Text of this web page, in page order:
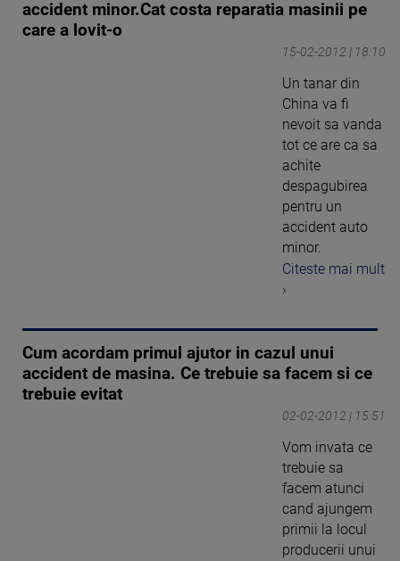
accident minor.Cat costa reparatia masinii pe
care a lovit-o
15-02-2012 | 18:10
Un tanar din
China va fi
nevoit sa vanda
tot ce are ca sa
achite
despagubirea
pentru un
accident auto
minor.
Citeste mai mult
›
Cum acordam primul ajutor in cazul unui
accident de masina. Ce trebuie sa facem si ce
trebuie evitat
02-02-2012 | 15:51
Vom invata ce
trebuie sa
facem atunci
cand ajungem
primii la locul
producerii unui